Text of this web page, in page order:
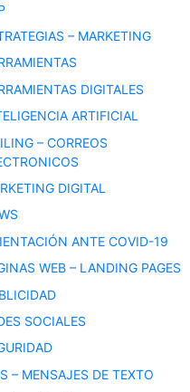
– MARKETING
DIGITALES
ARTIFICIAL
– CORREOS
DIGITAL
ANTE COVID-19
WEB – LANDING PAGES
SOCIALES
– MENSAJES DE TEXTO